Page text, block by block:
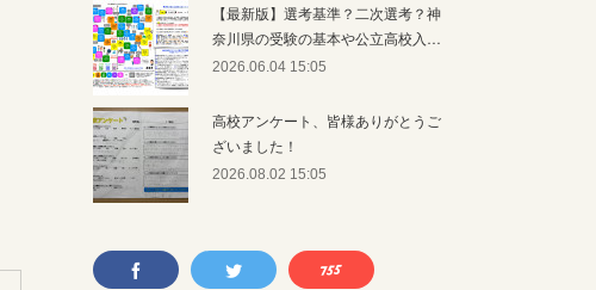
【最新版】選考基準？二次選考？神
奈川県の受験の基本や公立高校入…
2026.06.04 15:05
高校アンケート、皆様ありがとうご
ざいました！
2026.08.02 15:05